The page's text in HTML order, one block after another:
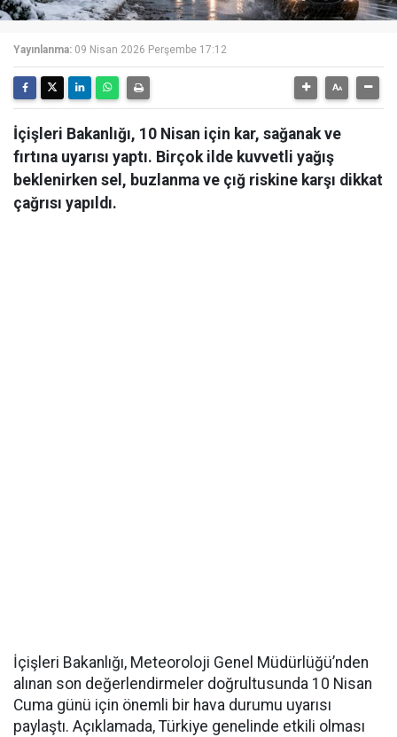
Yayınlanma: 09 Nisan 2026 Perşembe 17:12
İçişleri Bakanlığı, 10 Nisan için kar, sağanak ve
fırtına uyarısı yaptı. Birçok ilde kuvvetli yağış
beklenirken sel, buzlanma ve çığ riskine karşı dikkat
çağrısı yapıldı.
İçişleri Bakanlığı, Meteoroloji Genel Müdürlüğü’nden
alınan son değerlendirmeler doğrultusunda 10 Nisan
Cuma günü için önemli bir hava durumu uyarısı
paylaştı. Açıklamada, Türkiye genelinde etkili olması